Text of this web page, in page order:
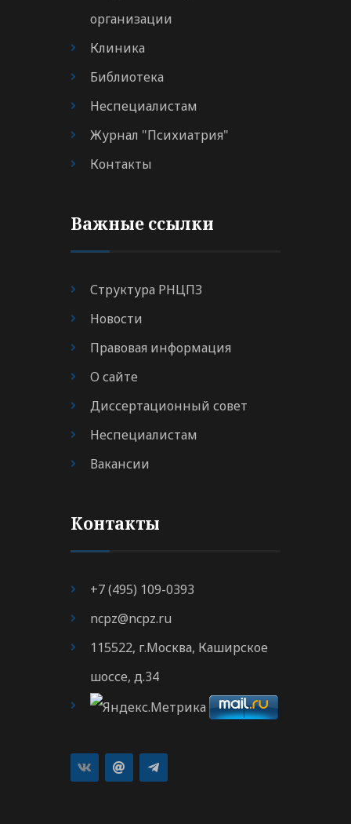
организации
Клиника
Библиотека
Неспециалистам
Журнал "Психиатрия"
Контакты
Важные ссылки
Структура РНЦПЗ
Новости
Правовая информация
О сайте
Диссертационный совет
Неспециалистам
Вакансии
Контакты
+7 (495) 109-0393
ncpz@ncpz.ru
115522, г.Москва, Каширское
шоссе, д.34